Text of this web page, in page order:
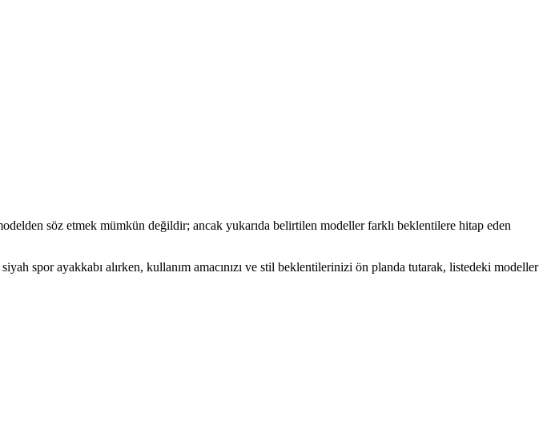
söz etmek mümkün değildir; ancak yukarıda belirtilen modeller farklı beklentilere hitap eden
spor ayakkabı alırken, kullanım amacınızı ve stil beklentilerinizi ön planda tutarak, listedeki modeller